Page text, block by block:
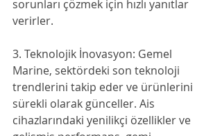
sorunları çözmek için hızlı yanıtlar
verirler.
3. Teknolojik İnovasyon: Gemel
Marine, sektördeki son teknoloji
trendlerini takip eder ve ürünlerini
sürekli olarak günceller. Ais
cihazlarındaki yenilikçi özellikler ve